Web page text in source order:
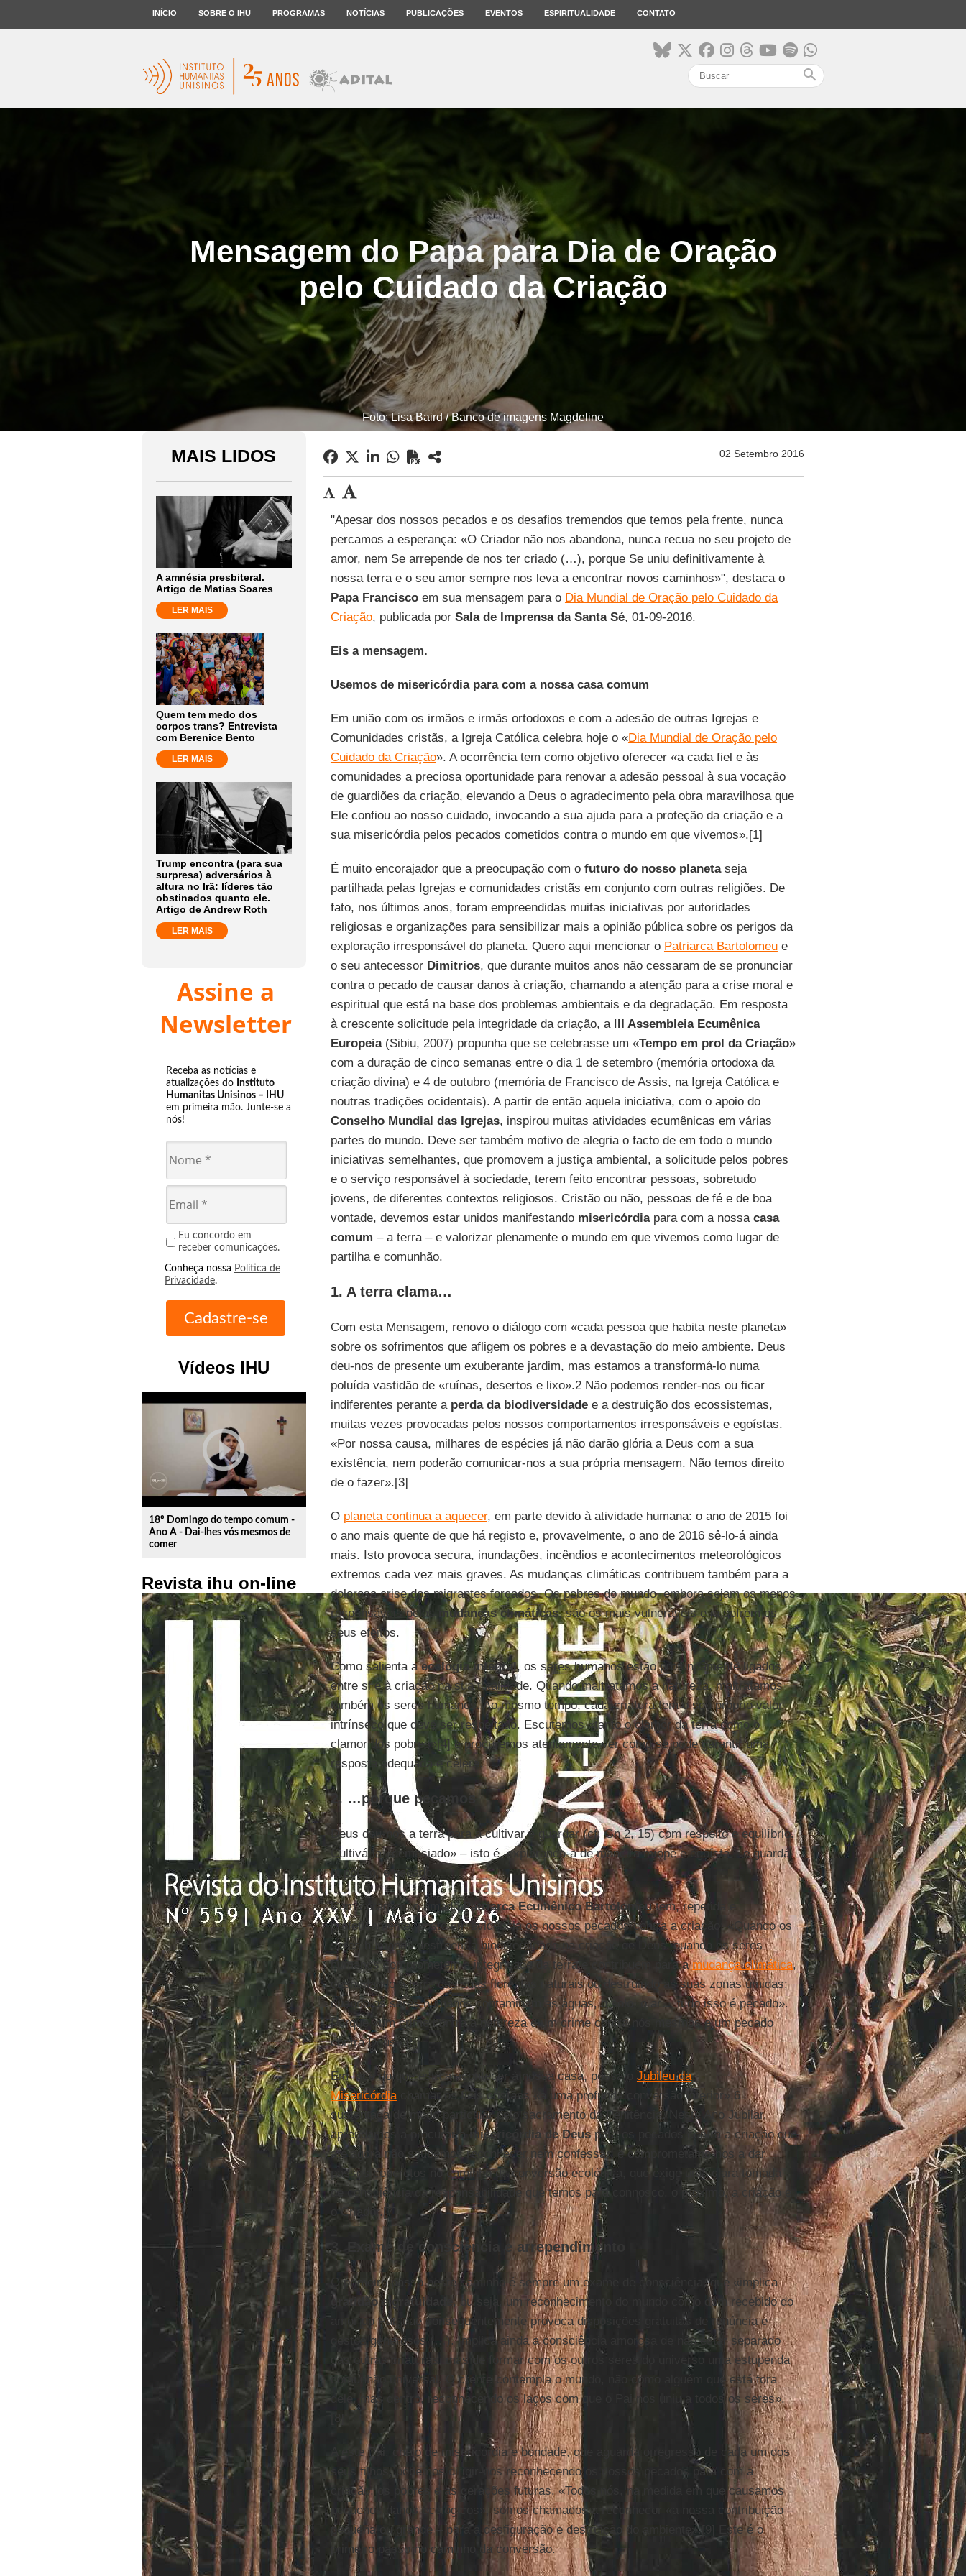
INÍCIO SOBRE O IHU PROGRAMAS NOTÍCIAS PUBLICAÇÕES EVENTOS ESPIRITUALIDADE CONTATO
search
Mensagem do Papa para Dia de Oração
pelo Cuidado da Criação
Foto: Lisa Baird / Banco de imagens Magdeline
MAIS LIDOS
A amnésia presbiteral.
Artigo de Matias Soares
LER MAIS
Quem tem medo dos
corpos trans? Entrevista
com Berenice Bento
LER MAIS
Trump encontra (para sua
surpresa) adversários à
altura no Irã: líderes tão
obstinados quanto ele.
Artigo de Andrew Roth
LER MAIS
Assine a
Newsletter
Receba as notícias e
atualizações do Instituto
Humanitas Unisinos – IHU
em primeira mão. Junte-se a
nós!
Eu concordo em
receber comunicações.
Conheça nossa Política de
Privacidade.
Vídeos IHU
play_circle_outline
18º Domingo do tempo comum -
Ano A - Dai-lhes vós mesmos de
comer
Revista ihu on-line
02 Setembro 2016
"Apesar dos nossos pecados e os desafios tremendos que temos pela frente, nunca
percamos a esperança: «O Criador não nos abandona, nunca recua no seu projeto de
amor, nem Se arrepende de nos ter criado (…), porque Se uniu definitivamente à
nossa terra e o seu amor sempre nos leva a encontrar novos caminhos»", destaca o
Papa Franciscoem sua mensagem para o Dia Mundial de Oração pelo Cuidado da
Criação, publicada por Sala de Imprensa da Santa Sé, 01-09-2016.
Eis a mensagem.
Usemos de misericórdia para com a nossa casa comum
Em união com os irmãos e irmãs ortodoxos e com a adesão de outras Igrejas e
Comunidades cristãs, a Igreja Católica celebra hoje o «Dia Mundial de Oração pelo
Cuidado da Criação». A ocorrência tem como objetivo oferecer «a cada fiel e às
comunidades a preciosa oportunidade para renovar a adesão pessoal à sua vocação
de guardiões da criação, elevando a Deus o agradecimento pela obra maravilhosa que
Ele confiou ao nosso cuidado, invocando a sua ajuda para a proteção da criação e a
sua misericórdia pelos pecados cometidos contra o mundo em que vivemos».[1]
É muito encorajador que a preocupação com o futuro do nosso planetaseja
partilhada pelas Igrejas e comunidades cristãs em conjunto com outras religiões. De
fato, nos últimos anos, foram empreendidas muitas iniciativas por autoridades
religiosas e organizações para sensibilizar mais a opinião pública sobre os perigos da
exploração irresponsável do planeta. Quero aqui mencionar o Patriarca Bartolomeue
o seu antecessor Dimitrios, que durante muitos anos não cessaram de se pronunciar
contra o pecado de causar danos à criação, chamando a atenção para a crise moral e
espiritual que está na base dos problemas ambientais e da degradação. Em resposta
à crescente solicitude pela integridade da criação, a III Assembleia Ecumênica
Europeia(Sibiu, 2007) propunha que se celebrasse um «Tempo em prol da Criação»
com a duração de cinco semanas entre o dia 1 de setembro (memória ortodoxa da
criação divina) e 4 de outubro (memória de Francisco de Assis, na Igreja Católica e
noutras tradições ocidentais). A partir de então aquela iniciativa, com o apoio do
Conselho Mundial das Igrejas, inspirou muitas atividades ecumênicas em várias
partes do mundo. Deve ser também motivo de alegria o facto de em todo o mundo
iniciativas semelhantes, que promovem a justiça ambiental, a solicitude pelos pobres
e o serviço responsável à sociedade, terem feito encontrar pessoas, sobretudo
jovens, de diferentes contextos religiosos. Cristão ou não, pessoas de fé e de boa
vontade, devemos estar unidos manifestando misericórdiapara com a nossa casa
comum – a terra – e valorizar plenamente o mundo em que vivemos como lugar de
partilha e comunhão.
1. A terra clama…
Com esta Mensagem, renovo o diálogo com «cada pessoa que habita neste planeta»
sobre os sofrimentos que afligem os pobres e a devastação do meio ambiente. Deus
deu-nos de presente um exuberante jardim, mas estamos a transformá-lo numa
poluída vastidão de «ruínas, desertos e lixo».2 Não podemos render-nos ou ficar
indiferentes perante a perda da biodiversidadee a destruição dos ecossistemas,
muitas vezes provocadas pelos nossos comportamentos irresponsáveis e egoístas.
«Por nossa causa, milhares de espécies já não darão glória a Deus com a sua
existência, nem poderão comunicar-nos a sua própria mensagem. Não temos direito
de o fazer».[3]
O planeta continua a aquecer, em parte devido à atividade humana: o ano de 2015 foi
o ano mais quente de que há registo e, provavelmente, o ano de 2016 sê-lo-á ainda
mais. Isto provoca secura, inundações, incêndios e acontecimentos meteorológicos
extremos cada vez mais graves. As mudanças climáticas contribuem também para a
dolorosa crise dos migrantes forçados. Os pobres do mundo, embora sejam os menos
responsáveis pelas mudanças climáticas, são os mais vulneráveis e já sofrem os
seus efeitos.
Como salienta aecologia integral, os seres humanos estão profundamente ligados
entre si e à criação na sua totalidade. Quando maltratamos a natureza, maltratamos
também os seres humanos. Ao mesmo tempo, cada criatura tem o seu próprio valor
intrínseco que deve ser respeitado. Escutemos «tanto o clamor da terra como o
clamor dos pobres»[4] e procuremos atentamente ver como se pode garantir uma
resposta adequada e célere.
2. …porque pecamos
Deus deu-nos a terra para a cultivar e guardar (cf. Gn 2, 15) com respeito e equilíbrio.
Cultivá-la «demasiado» – isto é, explorando-a de maneira míope e egoísta – e guardá-
la pouco, é pecado.
Com coragem, o amadoPatriarca Ecumênico Bartolomeutem, repetida e
profeticamente, posto em evidência os nossos pecados contra a criação: «Quando os
seres humanos destroem a biodiversidade na criação de Deus; quando os seres
humanos comprometem a integridade da terra e contribuem para amudança climática,
desnudando a terra das suas florestas naturais ou destruindo as suas zonas úmidas;
quando os seres humanos contaminam as águas, o solo, o ar… tudo isso é pecado».
Porque «um crime contra a natureza é um crime contra nós mesmos e um pecado
contra Deus».[5]
Em face do que está a acontecer à nossa casa, possa o Jubileu da
Misericórdiachamar os fiéis cristãos «a uma profunda conversão interior»,6
sustentada de modo particular pelo sacramento da Penitência. Neste Ano Jubilar,
aprendamos a procurar a
misericórdia de Deuspara os pecados contra a criação que
até agora não soubemos reconhecer nem confessar; e comprometamo-nos a dar
passos concretos no caminho da conversão ecológica, que exige uma clara tomada
de consciência da responsabilidade que temos para connosco, o próximo, a criação e
o Criador.[7]
3. Exame de consciência e arrependimento
O primeiro passo neste caminho é sempre um exame de consciência, que «implica
gratidãoe gratuidade , ou seja, um reconhecimento do mundo como dom recebido do
amor do Pai, que consequentemente provoca disposições gratuitas de renúncia e
gestos generosos (…). Implica ainda a consciência amorosa de não estar separado
das outras criaturas, mas de formar com os outros seres do universo uma estupenda
comunhão universal. O crente contempla o mundo, não como alguém que está fora
dele, mas dentro, reconhecendo os laços com que o Pai nos uniu a todos os seres».
A este Pai, cheio de misericórdia e bondade, que aguarda o regresso de cada um dos
seus filhos, podemos dirigir-nos reconhecendo os nossos pecados para com a
criação, os pobres e as gerações futuras. «Todos nós, na medida em que causamos
pequenos danos ecológicos», somos chamados a reconhecer «a nossa contribuição –
pequena ou grande – para a desfiguração e destruição do ambiente».[9] Este é o
primeiro passo no caminho da conversão.